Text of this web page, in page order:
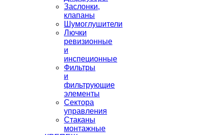
Заслонки,
клапаны
Шумоглушители
Лючки
ревизионные
и
инспеционные
Фильтры
и
фильтрующие
элементы
Сектора
управления
Стаканы
монтажные